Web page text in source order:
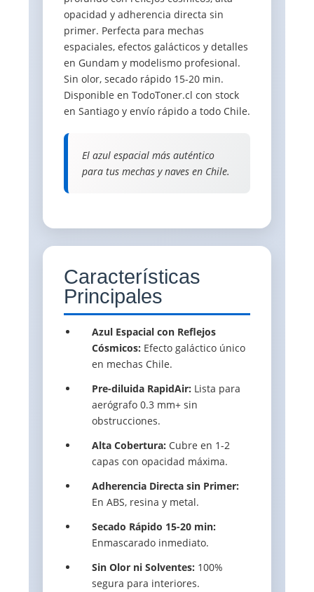
opacidad y adherencia directa sin
primer. Perfecta para mechas
espaciales, efectos galácticos y detalles
en Gundam y modelismo profesional.
Sin olor, secado rápido 15-20 min.
Disponible en TodoToner.cl con stock
en Santiago y envío rápido a todo Chile.
El azul espacial más auténtico
para tus mechas y naves en Chile.
Características
Principales
Azul Espacial con Reflejos
Cósmicos: Efecto galáctico único
en mechas Chile.
Pre-diluida RapidAir: Lista para
aerógrafo 0.3 mm+ sin
obstrucciones.
Alta Cobertura: Cubre en 1-2
capas con opacidad máxima.
Adherencia Directa sin Primer:
En ABS, resina y metal.
Secado Rápido 15-20 min:
Enmascarado inmediato.
Sin Olor ni Solventes: 100%
segura para interiores.